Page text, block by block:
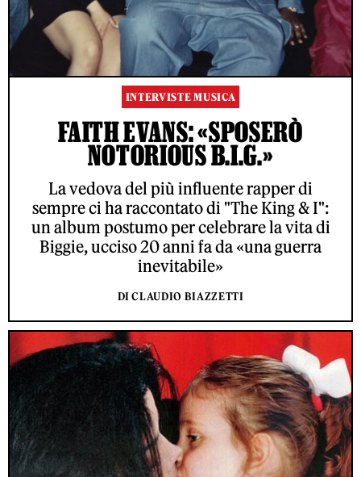
INTERVISTE MUSICA
FAITH EVANS: «SPOSERÒ
NOTORIOUS B.I.G.»
La vedova del più influente rapper di
sempre ci ha raccontato di "The King & I":
un album postumo per celebrare la vita di
Biggie, ucciso 20 anni fa da «una guerra
inevitabile»
DI CLAUDIO BIAZZETTI